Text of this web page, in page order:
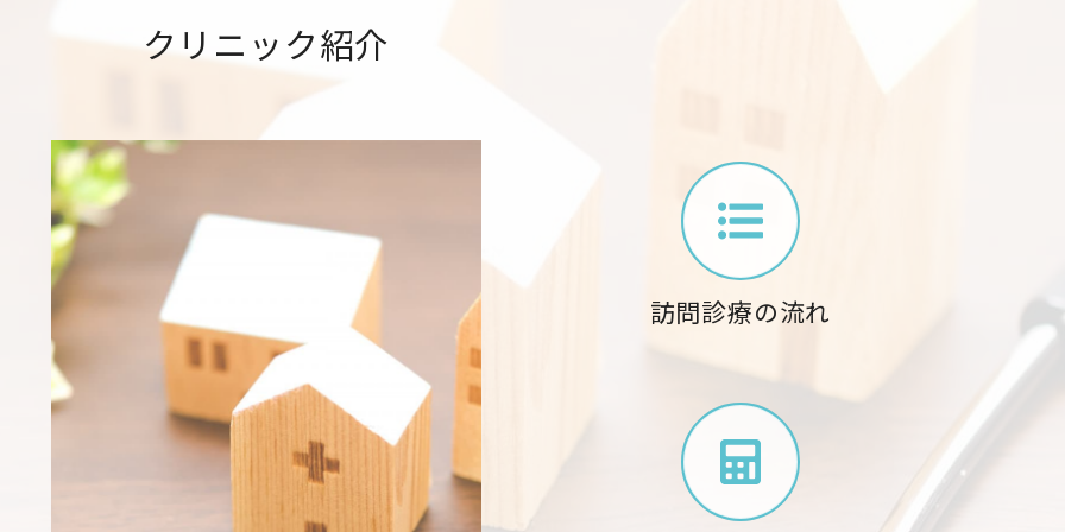
クリニック紹介
訪問診療の流れ